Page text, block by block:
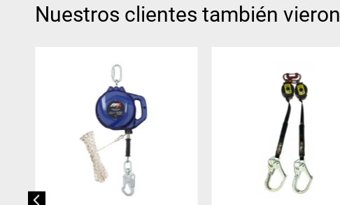
Nuestros clientes también vieron